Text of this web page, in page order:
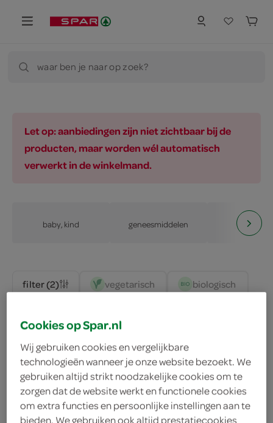
waar ben je naar op zoek?
Let op: aanbiedingen zijn niet zichtbaar bij de
producten, maar worden wél automatisch
verwerkt in de winkelmand.
baby, kind geneesmiddelen
vegetarisch biologisch
filter (2)
Always maandverband ultra
secure night extra
8 Stuks
29 kies je SPAR
Cookies op Spar.nl
Wij gebruiken cookies en vergelijkbare
technologieën wanneer je onze website bezoekt. We
gebruiken altijd strikt noodzakelijke cookies om te
zorgen dat de website werkt en functionele cookies
om extra functies en persoonlijke instellingen aan te
bieden. We gebruiken ook altijd prestatiecookies